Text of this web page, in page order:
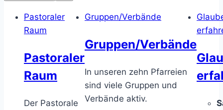
Pastoraler
Raum
Pastoraler
Raum
Der Pastorale
Gruppen/Verbände
Gruppen/Verbände
In unseren zehn Pfarreien
sind viele Gruppen und
Verbände aktiv.